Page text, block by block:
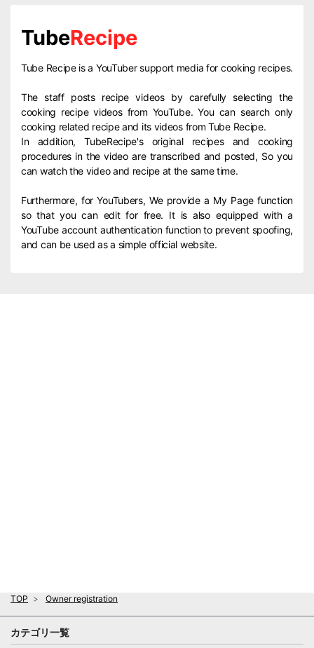
TubeRecipe
Tube Recipe is a YouTuber support media for cooking recipes.
The staff posts recipe videos by carefully selecting the
cooking recipe videos from YouTube. You can search only
cooking related recipe and its videos from Tube Recipe.
In addition, TubeRecipe's original recipes and cooking
procedures in the video are transcribed and posted, So you
can watch the video and recipe at the same time.
Furthermore, for YouTubers, We provide a My Page function
so that you can edit for free. It is also equipped with a
YouTube account authentication function to prevent spoofing,
and can be used as a simple official website.
TOP Owner registration
カテゴリ一覧